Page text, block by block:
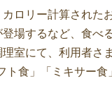
ロリー計算された
場するなど、食べ
室にて、利用者さ
ト食」「ミキサー食